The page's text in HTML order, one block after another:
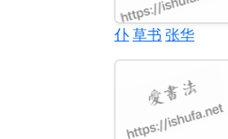
仆草书 张华